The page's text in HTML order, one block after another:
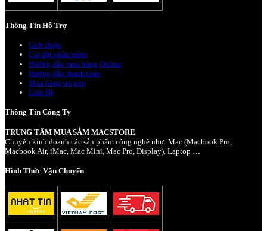
Thông Tin Hỗ Trợ
Giới thiệu
Cài đặt phần mềm
Hướng dẫn mua hàng Online
Hướng dẫn thanh toán
Mua hàng trả góp
Liên Hệ
Thông Tin Công Ty
TRUNG TÂM MUA SẮM MACSTORE
Chuyên kinh doanh các sản phẩm công nghệ như: Mac (Macbook Pro,
Macbook Air, iMac, Mac Mini, Mac Pro, Display), Laptop …
Hình Thức Vận Chuyển